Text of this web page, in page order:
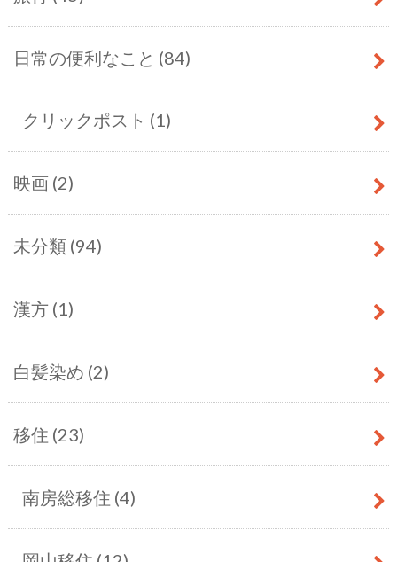
日常の便利なこと (84)
クリックポスト (1)
映画 (2)
未分類 (94)
漢方 (1)
白髪染め (2)
移住 (23)
南房総移住 (4)